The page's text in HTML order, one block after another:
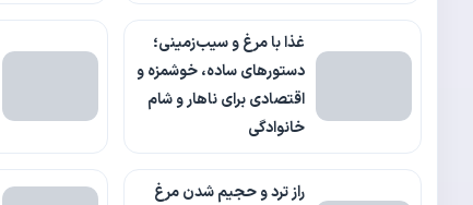
غذا با مرغ و سیب‌زمینی؛
دستورهای ساده، خوشمزه و
اقتصادی برای ناهار و شام
خانوادگی
راز ترد و حجیم شدن مرغ